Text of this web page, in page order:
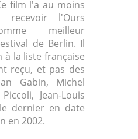
film l'a au moins
recevoir l'Ours
meilleur
de Berlin. Il
la liste française
reçu, et pas des
Gabin, Michel
Jean-Louis
dernier en date
en 2002.